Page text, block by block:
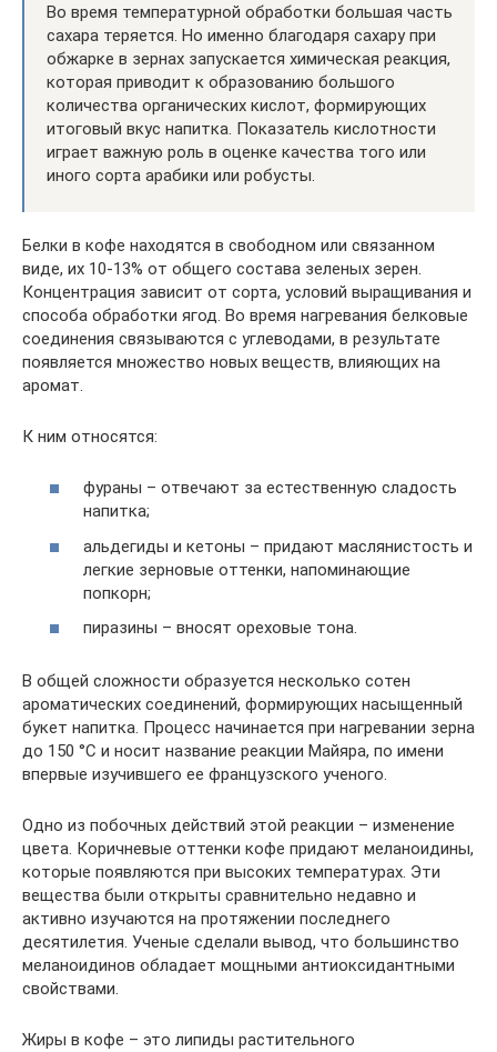
Во время температурной обработки большая часть
сахара теряется. Но именно благодаря сахару при
обжарке в зернах запускается химическая реакция,
которая приводит к образованию большого
количества органических кислот, формирующих
итоговый вкус напитка. Показатель кислотности
играет важную роль в оценке качества того или
иного сорта арабики или робусты.
Белки в кофе находятся в свободном или связанном
виде, их 10-13% от общего состава зеленых зерен.
Концентрация зависит от сорта, условий выращивания и
способа обработки ягод. Во время нагревания белковые
соединения связываются с углеводами, в результате
появляется множество новых веществ, влияющих на
аромат.
К ним относятся:
фураны – отвечают за естественную сладость
напитка;
альдегиды и кетоны – придают маслянистость и
легкие зерновые оттенки, напоминающие
попкорн;
пиразины – вносят ореховые тона.
В общей сложности образуется несколько сотен
ароматических соединений, формирующих насыщенный
букет напитка. Процесс начинается при нагревании зерна
до 150 °С и носит название реакции Майяра, по имени
впервые изучившего ее французского ученого.
Одно из побочных действий этой реакции – изменение
цвета. Коричневые оттенки кофе придают меланоидины,
которые появляются при высоких температурах. Эти
вещества были открыты сравнительно недавно и
активно изучаются на протяжении последнего
десятилетия. Ученые сделали вывод, что большинство
меланоидинов обладает мощными антиоксидантными
свойствами.
Жиры в кофе – это липиды растительного